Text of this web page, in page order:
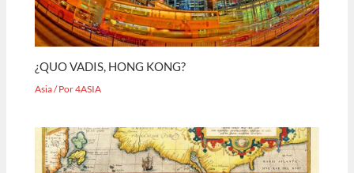
¿QUO VADIS, HONG KONG?
Asia/ Por4ASIA